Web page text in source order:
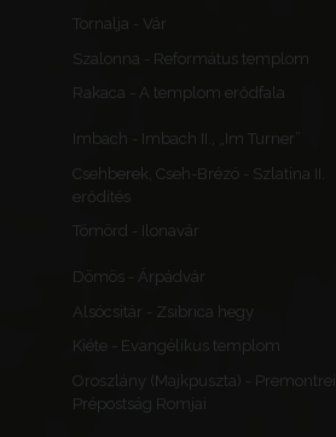
Tornalja - Vár
Szalonna - Református templom
Rakaca - A templom erődfala
Imbach - Imbach II., „Im Turner”
Csehberek, Cseh-Brézó - Szlatina II.
erődítés
Tömörd - Ilonavár
Dömös - Árpádvár
Alsócsitár - Zsibrica hegy
Kiéte - Evangélikus templom
Oroszlány (Majkpuszta) - Premontrei
Prépostság Romjai